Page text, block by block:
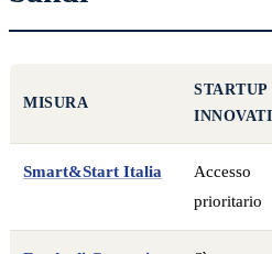
MISURA
STARTUP
Smart&Start Italia
Accesso
prioritario